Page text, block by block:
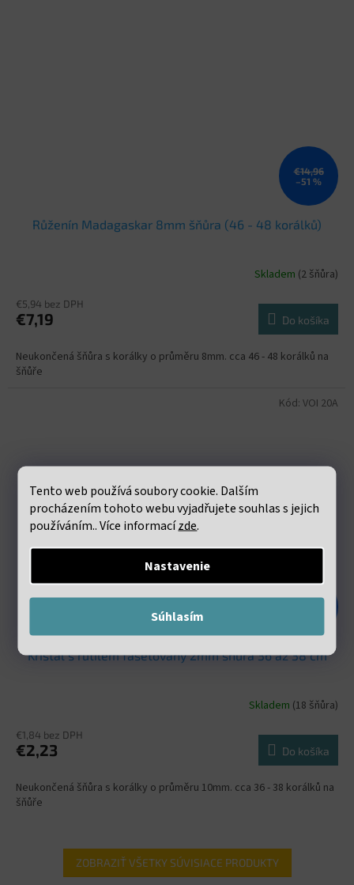
Tento web používá soubory cookie. Dalším
procházením tohoto webu vyjadřujete souhlas s jejich
používáním.. Více informacízde.
Nastavenie
Súhlasím
€14,96
–51 %
Růženín Madagaskar 8mm šňůra (46 - 48 korálků)
Skladem (2 šňůra)
€5,94 bez DPH
€7,19 Do košíka
Neukončená šňůra s korálky o průměru 8mm. cca 46 - 48 korálků na
šňůře
€4,18
Křišťál s rutilem fasetovaný 2mm šňůra 36 až 38 cm
Skladem (18 šňůra)
€1,84 bez DPH
€2,23 Do košíka
Neukončená šňůra s korálky o průměru 10mm. cca 36 - 38 korálků na
šňůře
Kód: VOI 20A
ZOBRAZIŤ VŠETKY SÚVISIACE PRODUKTY